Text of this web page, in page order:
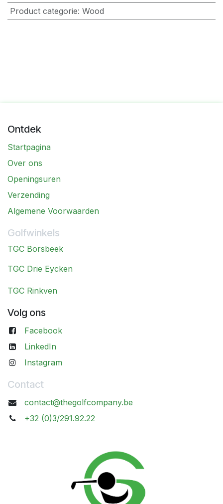
Product categorie: Wood
Ontdek
Startpagina
Over ons
Openingsuren
Verzending
Algemene Voorwaarden
Golfwinkels
TGC Borsbeek
TGC Drie Eycken
TGC Rinkven
Volg ons
Facebook
LinkedIn
Instagram
Contact
contact@thegolfcompany.be
+32 (0)3/291.92.22